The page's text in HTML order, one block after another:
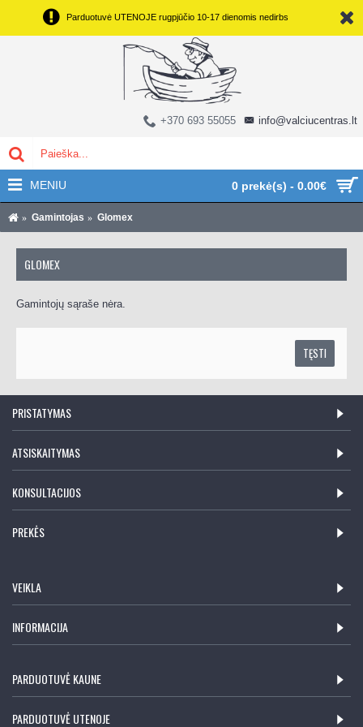
Parduotuvė UTENOJE rugpjūčio 10-17 dienomis nedirbs
0 prekė(s) - 0.00€
+370 693 55055 info@valciucentras.lt
MENIU
Gamintojas Glomex
GLOMEX
Gamintojų sąraše nėra.
TĘSTI
PRISTATYMAS
ATSISKAITYMAS
KONSULTACIJOS
PREKĖS
VEIKLA
INFORMACIJA
PARDUOTUVĖ KAUNE
PARDUOTUVĖ UTENOJE